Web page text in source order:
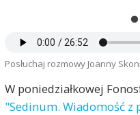
Posłuchaj rozmowy Joanny
W poniedziałkowej
"Sedinum. Wiadomość z